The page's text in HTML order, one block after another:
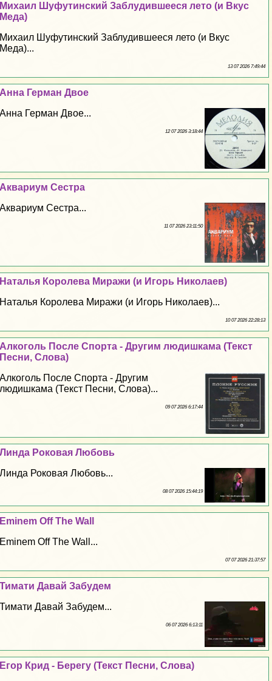
Михаил Шуфутинский Заблyдившееся лето (и Вкус
Меда)
Михаил Шуфутинский Заблyдившееся лето (и Вкус
Меда)...
13 07 2026 7:49:44
Анна Герман Двое
Анна Герман Двое...
12 07 2026 3:18:44
Аквариум Сестра
Аквариум Сестра...
11 07 2026 23:11:50
Наталья Королева Миражи (и Игорь Николаев)
Наталья Королева Миражи (и Игорь Николаев)...
10 07 2026 22:28:13
Алкоголь После Спорта - Другим людишкама (Текст
Песни, Слова)
Алкоголь После Спорта - Другим
людишкама (Текст Песни, Слова)...
09 07 2026 6:17:44
Линда Роковая Любовь
Линда Роковая Любовь...
08 07 2026 15:44:19
Eminem Off The Wall
Eminem Off The Wall...
07 07 2026 21:37:57
Тимати Давай Забудем
Тимати Давай Забудем...
06 07 2026 6:13:11
Егор Крид - Берегу (Текст Песни, Слова)